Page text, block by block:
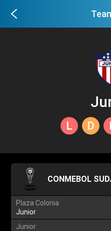
L D
CONMEBOL
Plaza Colonia
Junior
Junior